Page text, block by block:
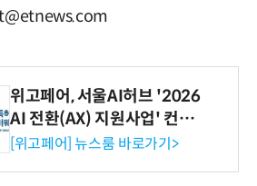
위고페어, 서울AI허브 '2026
AI 전환(AX) 지원사업' 컨소
시엄 선정
[위고페어] 뉴스룸 바로가기>